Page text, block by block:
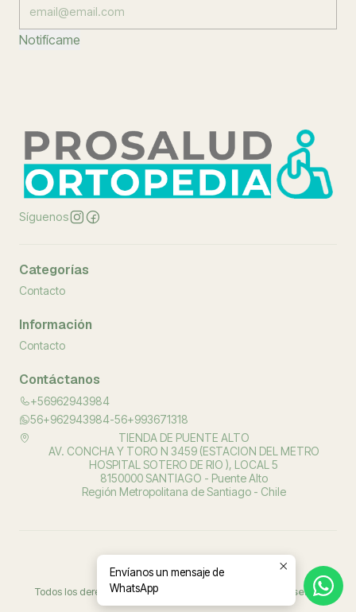
Notifícame
Síguenos
Categorías
Contacto
Información
Contacto
Contáctanos
+56962943984
56+962943984-56+993671318
TIENDA DE PUENTE ALTO
AV. CONCHA Y TORO N 3459 (ESTACION DEL METRO
HOSPITAL SOTERO DE RIO ), LOCAL 5
8150000 SANTIAGO - Puente Alto
Región Metropolitana de Santiago - Chile
2026 PROSALUD ORTOPEDIA.
Todos los derechos reservados.
Desarrollado por Jumpseller.
Envíanos un mensaje de
WhatsApp